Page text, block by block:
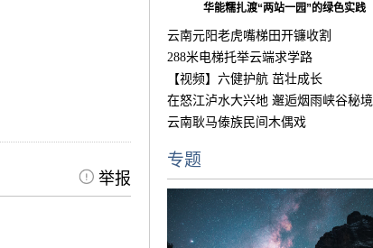
举报
华能糯扎渡“两站一园”的绿色实践
云南元阳老虎嘴梯田开镰收割
288米电梯托举云端求学路
【视频】六健护航 茁壮成长
在怒江泸水大兴地 邂逅烟雨峡谷秘境
云南耿马傣族民间木偶戏
专题